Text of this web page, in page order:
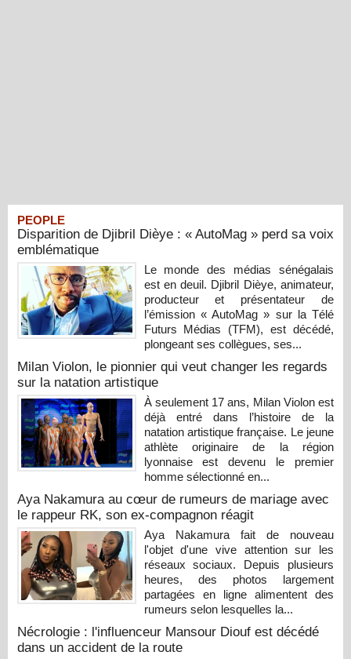
PEOPLE
Disparition de Djibril Dièye : « AutoMag » perd sa voix
emblématique
Le monde des médias sénégalais
est en deuil. Djibril Dièye, animateur,
producteur et présentateur de
l’émission « AutoMag » sur la Télé
Futurs Médias (TFM), est décédé,
plongeant ses collègues, ses...
Milan Violon, le pionnier qui veut changer les regards
sur la natation artistique
À seulement 17 ans, Milan Violon est
déjà entré dans l’histoire de la
natation artistique française. Le jeune
athlète originaire de la région
lyonnaise est devenu le premier
homme sélectionné en...
Aya Nakamura au cœur de rumeurs de mariage avec
le rappeur RK, son ex-compagnon réagit
Aya Nakamura fait de nouveau
l'objet d'une vive attention sur les
réseaux sociaux. Depuis plusieurs
heures, des photos largement
partagées en ligne alimentent des
rumeurs selon lesquelles la...
Nécrologie : l'influenceur Mansour Diouf est décédé
dans un accident de la route